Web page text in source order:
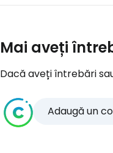
Mai aveți
Dacă aveți întrebări
Adaugă un